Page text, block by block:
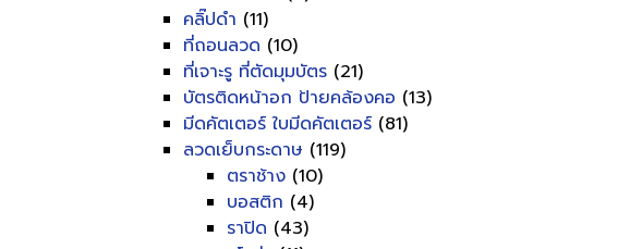
คลิ๊ปดำ (11)
ที่ถอนลวด (10)
ที่เจาะรู ที่ตัดมุมบัตร (21)
บัตรติดหน้าอก ป้ายคล้องคอ (13)
มีดคัตเตอร์ ใบมีดคัตเตอร์ (81)
ลวดเย็บกระดาษ (119)
ตราช้าง (10)
บอสติก (4)
ราปิด (43)